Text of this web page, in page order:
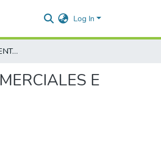
Log In
OPTIMIZACIÓN DE VENTAS A TRAVÉS DE ESTRATEGIAS COMERCIALES E INCENTIVOS EN RED DE SERVICIOS DEL CESAR
E